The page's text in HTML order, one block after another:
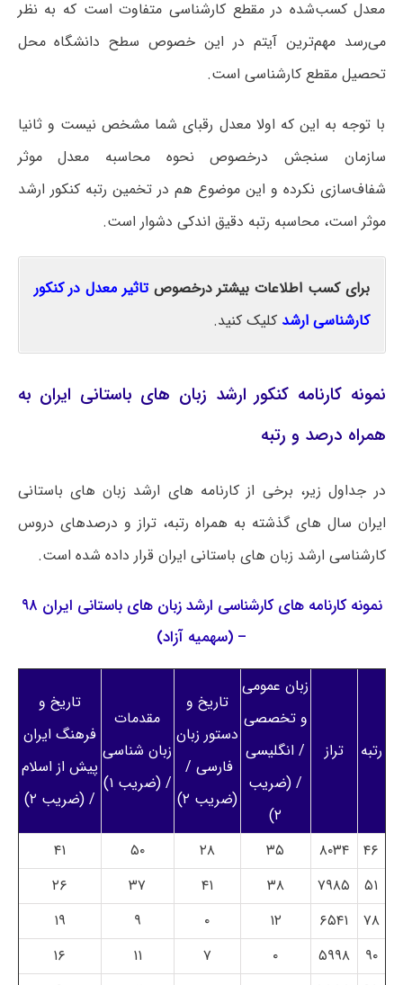
معدل کسب‌شده در مقطع کارشناسی متفاوت است که به نظر
می‌رسد مهم‌ترین آیتم در این خصوص سطح دانشگاه محل
تحصیل مقطع کارشناسی است.
با توجه به این که اولا معدل رقبای شما مشخص نیست و ثانیا
سازمان سنجش درخصوص نحوه محاسبه معدل موثر
شفاف‌سازی نکرده و این موضوع هم در تخمین رتبه کنکور ارشد
موثر است، محاسبه رتبه دقیق اندکی دشوار است.
برای کسب اطلاعات بیشتر درخصوصتاثیر معدل در کنکور
کارشناسی ارشد کلیک کنید.
نمونه کارنامه کنکور ارشد زبان های باستانی ایران به
همراه درصد و رتبه
در جداول زیر، برخی از کارنامه های ارشد زبان های باستانی
ایران سال های گذشته به همراه رتبه، تراز و درصدهای دروس
کارشناسی ارشد زبان های باستانی ایران قرار داده شده است.
نمونه کارنامه های کارشناسی ارشد زبان های باستانی ایران ۹۸
– (سهمیه آزاد)
رتبه تراز
زبان عمومی
و تخصصی
/ انگلیسی
/ (ضریب
۲)
تاریخ و
دستور زبان
فارسی /
(ضریب ۲)
مقدمات
زبان شناسی
/ (ضریب ۱)
تاریخ و
فرهنگ ایران
پیش از اسلام
/ (ضریب ۲)
۴۶ ۸۰۳۴ ۳۵ ۲۸ ۵۰
۴۱
۵۱
۷۹۸۵ ۳۸ ۴۱ ۳۷
۲۶
۷۸
۶۵۴۱ ۱۲ ۰ ۹
۱۹
۹۰
۵۹۹۸ ۰ ۷ ۱۱
۱۶